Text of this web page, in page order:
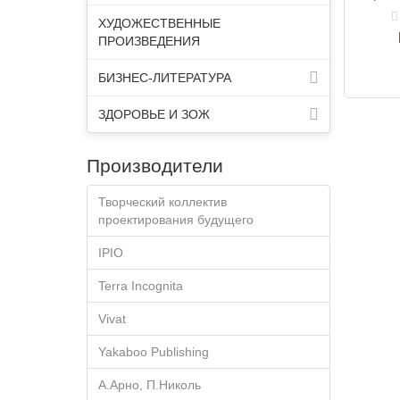
ХУДОЖЕСТВЕННЫЕ
ПРОИЗВЕДЕНИЯ
БИЗНЕС-ЛИТЕРАТУРА
ЗДОРОВЬЕ И ЗОЖ
Производители
Творческий коллектив
проектирования будущего
IPIO
Terra Incognita
Vivat
Yakaboo Publishing
А.Арно, П.Николь
Ошо